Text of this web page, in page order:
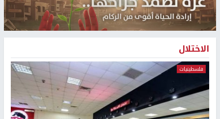
الاختلال
فلسطينيات